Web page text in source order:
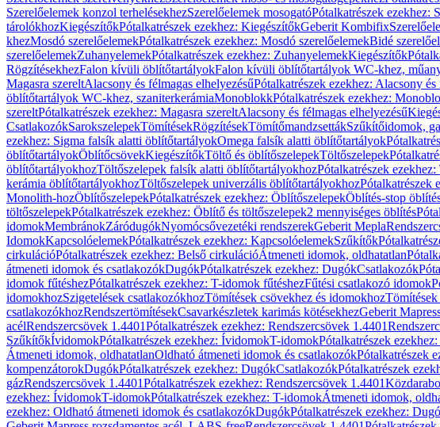
Szerelőelemek konzol terhelésekhezSzerelőelemek mosogatóPótalkatrészek ezekhez:
tárolókhozKiegészítőkPótalkatrészek ezekhez: KiegészítőkGeberit Kombifix
khezMosdó szerelőelemekPótalkatrészek ezekhez: Mosdó szerelőelemekBidé
szerelőelemekZuhanyelemekPótalkatrészek ezekhez: ZuhanyelemekKiegészítők
RögzítésekhezFalon kívüli öblítőtartályokFalon kívüli öblítőtartályok WC-khez,
Magasra szereltAlacsony és félmagas elhelyezésűPótalkatrészek ezekhez: Alacsony
öblítőtartályok WC-khez, szaniterkerámiaMonoblokkPótalkatrészek ezekhez:
szereltPótalkatrészek ezekhez: Magasra szereltAlacsony és félmagas elhelyezésű
CsatlakozókSarokszelepekTömítésekRögzítésekTömítőmandzsettákSzűkítőidomok,
ezekhez: Sigma falsík alatti öblítőtartályokOmega falsík alatti öblítőtartályok
öblítőtartályokÖblítőcsövekKiegészítőkTöltő és öblítőszelepekTöltőszelepek
öblítőtartályokhozTöltőszelepek falsík alatti öblítőtartályokhozPótalkatrészek
kerámia öblítőtartályokhozTöltőszelepek univerzális öblítőtartályokhozPótalkatrészek
Monolith-hozÖblítőszelepekPótalkatrészek ezekhez: ÖblítőszelepekÖblítés-stop
töltőszelepekPótalkatrészek ezekhez: Öblítő és töltőszelepek2 mennyiséges öblítés
idomokMembránokZáródugókNyomócsővezetéki rendszerekGeberit Mepla
IdomokKapcsolóelemekPótalkatrészek ezekhez: KapcsolóelemekSzűkítők
cirkulációPótalkatrészek ezekhez: Belső cirkulációÁtmeneti idomok, oldhatatlan
átmeneti idomok és csatlakozókDugókPótalkatrészek ezekhez: DugókCsatlakozók
idomok fűtéshezPótalkatrészek ezekhez: T-idomok fűtéshezFűtési csatlakozó idomok
idomokhozSzigetelések csatlakozókhozTömítések csövekhez és idomokhoz
csatlakozókhozRendszertömítésekCsavarkészletek karimás kötésekhezGeberit
acélRendszercsövek 1.4401Pótalkatrészek ezekhez: Rendszercsövek 1.4401
SzűkítőkÍvidomokPótalkatrészek ezekhez: ÍvidomokT-idomokPótalkatrészek
Átmeneti idomok, oldhatatlanOldható átmeneti idomok és csatlakozókPótalkatrészek
kompenzátorokDugókPótalkatrészek ezekhez: DugókCsatlakozókPótalkatrészek
gázRendszercsövek 1.4401Pótalkatrészek ezekhez: Rendszercsövek 1.4401
ezekhez: ÍvidomokT-idomokPótalkatrészek ezekhez: T-idomokÁtmeneti idomok,
ezekhez: Oldható átmeneti idomok és csatlakozókDugókPótalkatrészek ezekhez: